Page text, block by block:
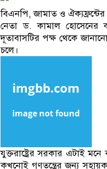
বিএনপি, জামাত ও ঐক্যফ্রন্টের
নেতা ড. কামাল হোসেনের
দূতাবাসটির পক্ষ থেকে জানানো
চলে।
যুক্তরাষ্ট্রের সরকার এটাই মনে
কখনোই গণতন্ত্রের জন্য সহায়ক